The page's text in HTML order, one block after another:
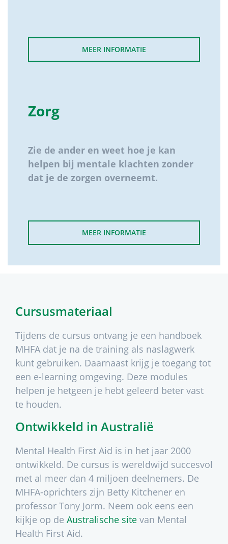
MEER INFORMATIE
Zorg
Zie de ander en weet hoe je kan
helpen bij mentale klachten zonder
dat je de zorgen overneemt.
MEER INFORMATIE
Cursusmateriaal
Tijdens de cursus ontvang je een handboek
MHFA dat je na de training als naslagwerk
kunt gebruiken. Daarnaast krijg je toegang tot
een e-learning omgeving. Deze modules
helpen je hetgeen je hebt geleerd beter vast
te houden.
Ontwikkeld in Australië
Mental Health First Aid is in het jaar 2000
ontwikkeld. De cursus is wereldwijd succesvol
met al meer dan 4 miljoen deelnemers. De
MHFA-oprichters zijn Betty Kitchener en
professor Tony Jorm. Neem ook eens een
kijkje op de Australische site van Mental
Health First Aid.